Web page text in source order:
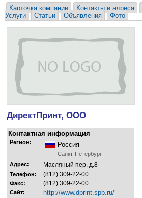
Карточка компании
Контакты и адреса
Услуги
Статьи Объявления Фото
ДиректПринт, ООО
Контактная информация
Регион: Россия
Санкт-Петербург
Адрес:
Масляный пер. д.8
Телефон: (812) 309-22-00
Факс: (812) 309-22-00
Сайт:
http://www.dprint.spb.ru/